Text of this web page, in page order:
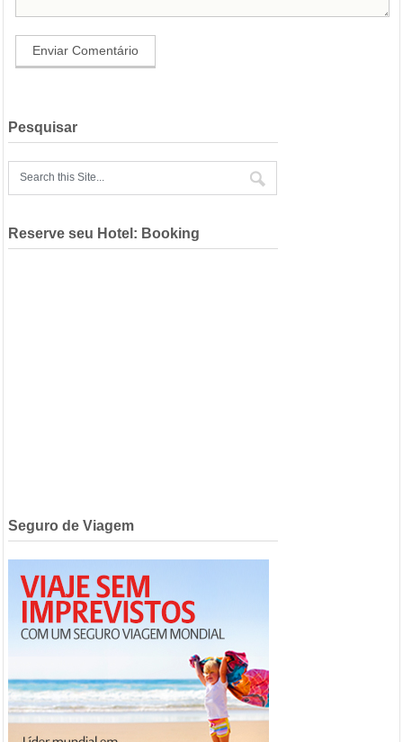
Pesquisar
Reserve seu Hotel: Booking
Seguro de Viagem